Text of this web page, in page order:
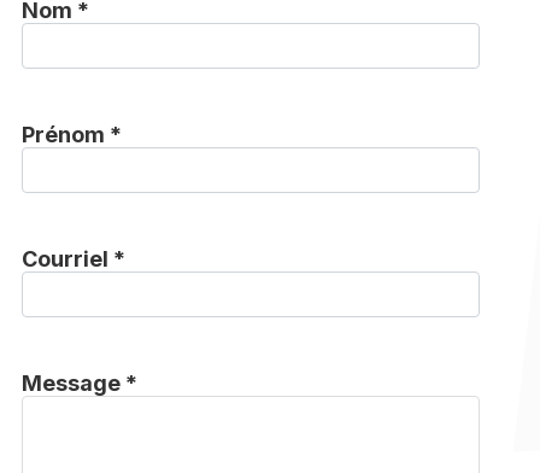
Nom *
Prénom *
Courriel *
Message *